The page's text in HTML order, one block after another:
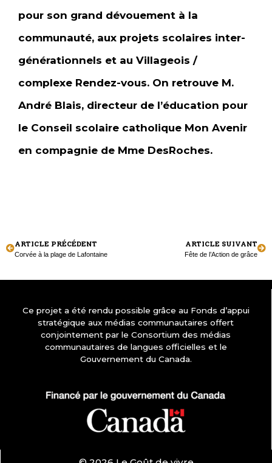
pour son grand dévouement à la
communauté, aux projets scolaires inter-
générationnels et au Villageois /
complexe Rendez-vous. On retrouve M.
André Blais, directeur de l’éducation pour
le Conseil scolaire catholique Mon Avenir
en compagnie de Mme DesRoches.
ARTICLE PRÉCÉDENT
Corvée à la plage de Lafontaine
ARTICLE SUIVANT
Fête de l’Action de grâce
Ce projet a été rendu possible grâce au Fonds d’appui
stratégique aux médias communautaires offert
conjointement par le Consortium des médias
communautaires de langues officielles et le
Gouvernement du Canada.